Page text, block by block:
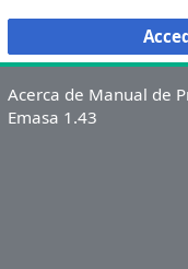
Acerca de Manual de
Emasa 1.43